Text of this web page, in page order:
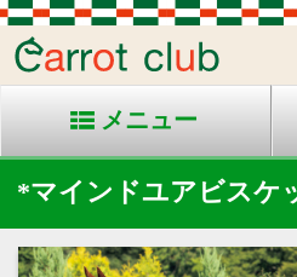
メニュー ロ
*マインドユアビスケッツ